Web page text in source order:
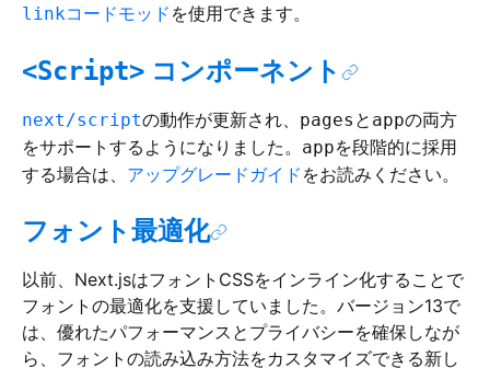
linkコードモッド を使用できます。
<Script> コンポーネント
next/scriptの動作が更新され、 pages と appの両方
をサポートするようになりました。 appを段階的に採用
する場合は、 アップグレードガイド をお読みください。
フォント最適化
以前、Next.jsはフォントCSSをインライン化することで
フォントの最適化を支援していました。バージョン13で
は、優れたパフォーマンスとプライバシーを確保しなが
ら、フォントの読み込み方法をカスタマイズできる新し